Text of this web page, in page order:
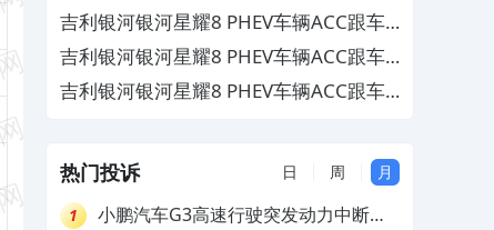
标EDR数据
突然自动加速追尾，厂家拒绝提供符合国
标EDR数据
吉利银河银河星耀8 PHEV车辆ACC跟车
突然自动加速追尾，厂家拒绝提供符合国
标EDR数据
吉利银河银河星耀8 PHEV车辆ACC跟车
突然自动加速追尾，厂家拒绝提供符合国
吉利银河银河星耀8 PHEV车辆ACC跟车
热门投诉 日 周 月
1
小鹏汽车G3高速行驶突发动力中断，